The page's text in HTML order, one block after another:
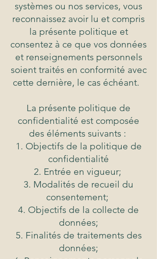
systèmes ou nos services, vous
reconnaissez avoir lu et compris
la présente politique et
consentez à ce que vos données
et renseignements personnels
soient traités en conformité avec
cette dernière, le cas échéant.
La présente politique de
confidentialité est composée
des éléments suivants :
Objectifs de la politique de
confidentialité
Entrée en vigueur;
Modalités de recueil du
consentement;
Objectifs de la collecte de
données;
Finalités de traitements des
données;